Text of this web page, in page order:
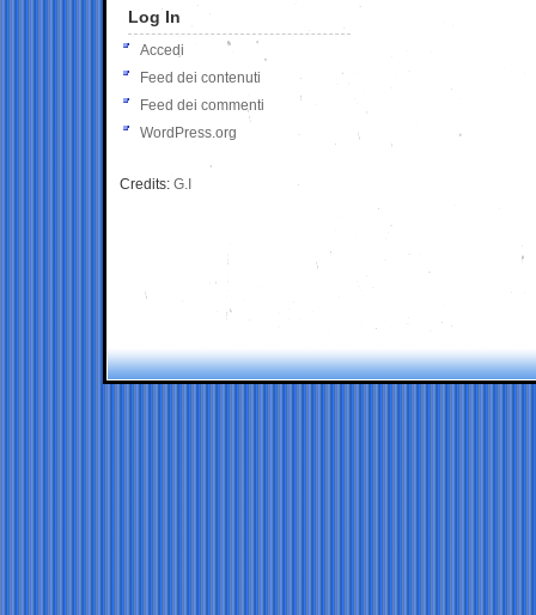
Log In
Accedi
Feed dei contenuti
Feed dei commenti
WordPress.org
Credits: G.I